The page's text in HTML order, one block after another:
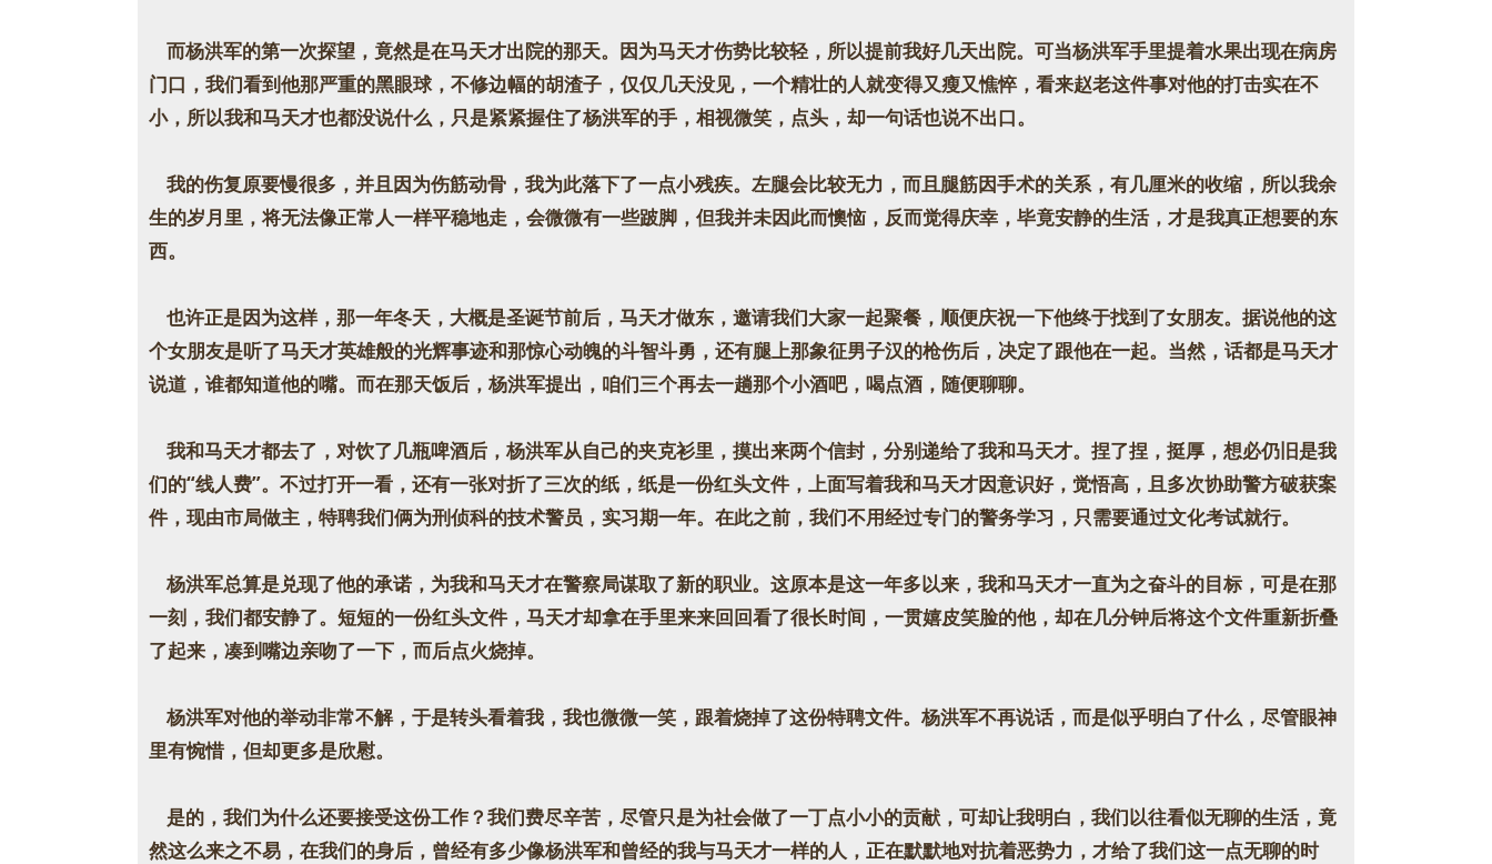
而杨洪军的第一次探望，竟然是在马天才出院的那天。因为马天才伤势比较轻，所以提前我好几天出院。可当杨洪军手里提着水果出现在病房
门口，我们看到他那严重的黑眼球，不修边幅的胡渣子，仅仅几天没见，一个精壮的人就变得又瘦又憔悴，看来赵老这件事对他的打击实在不
小，所以我和马天才也都没说什么，只是紧紧握住了杨洪军的手，相视微笑，点头，却一句话也说不出口。
我的伤复原要慢很多，并且因为伤筋动骨，我为此落下了一点小残疾。左腿会比较无力，而且腿筋因手术的关系，有几厘米的收缩，所以我余
生的岁月里，将无法像正常人一样平稳地走，会微微有一些跛脚，但我并未因此而懊恼，反而觉得庆幸，毕竟安静的生活，才是我真正想要的东
西。
也许正是因为这样，那一年冬天，大概是圣诞节前后，马天才做东，邀请我们大家一起聚餐，顺便庆祝一下他终于找到了女朋友。据说他的这
个女朋友是听了马天才英雄般的光辉事迹和那惊心动魄的斗智斗勇，还有腿上那象征男子汉的枪伤后，决定了跟他在一起。当然，话都是马天才
说道，谁都知道他的嘴。而在那天饭后，杨洪军提出，咱们三个再去一趟那个小酒吧，喝点酒，随便聊聊。
我和马天才都去了，对饮了几瓶啤酒后，杨洪军从自己的夹克衫里，摸出来两个信封，分别递给了我和马天才。捏了捏，挺厚，想必仍旧是我
们的“线人费”。不过打开一看，还有一张对折了三次的纸，纸是一份红头文件，上面写着我和马天才因意识好，觉悟高，且多次协助警方破获案
件，现由市局做主，特聘我们俩为刑侦科的技术警员，实习期一年。在此之前，我们不用经过专门的警务学习，只需要通过文化考试就行。
杨洪军总算是兑现了他的承诺，为我和马天才在警察局谋取了新的职业。这原本是这一年多以来，我和马天才一直为之奋斗的目标，可是在那
一刻，我们都安静了。短短的一份红头文件，马天才却拿在手里来来回回看了很长时间，一贯嬉皮笑脸的他，却在几分钟后将这个文件重新折叠
了起来，凑到嘴边亲吻了一下，而后点火烧掉。
杨洪军对他的举动非常不解，于是转头看着我，我也微微一笑，跟着烧掉了这份特聘文件。杨洪军不再说话，而是似乎明白了什么，尽管眼神
里有惋惜，但却更多是欣慰。
是的，我们为什么还要接受这份工作？我们费尽辛苦，尽管只是为社会做了一丁点小小的贡献，可却让我明白，我们以往看似无聊的生活，竟
然这么来之不易，在我们的身后，曾经有多少像杨洪军和曾经的我与马天才一样的人，正在默默地对抗着恶势力，才给了我们这一点无聊的时